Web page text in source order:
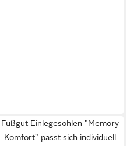
Fußgut Einlegesohlen "Memory
Komfort" passt sich individuell